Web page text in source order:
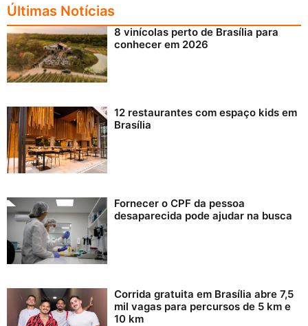
Últimas Notícias
8 vinícolas perto de Brasília para
conhecer em 2026
12 restaurantes com espaço kids em
Brasília
Fornecer o CPF da pessoa
desaparecida pode ajudar na busca
Corrida gratuita em Brasília abre 7,5
mil vagas para percursos de 5 km e
10 km